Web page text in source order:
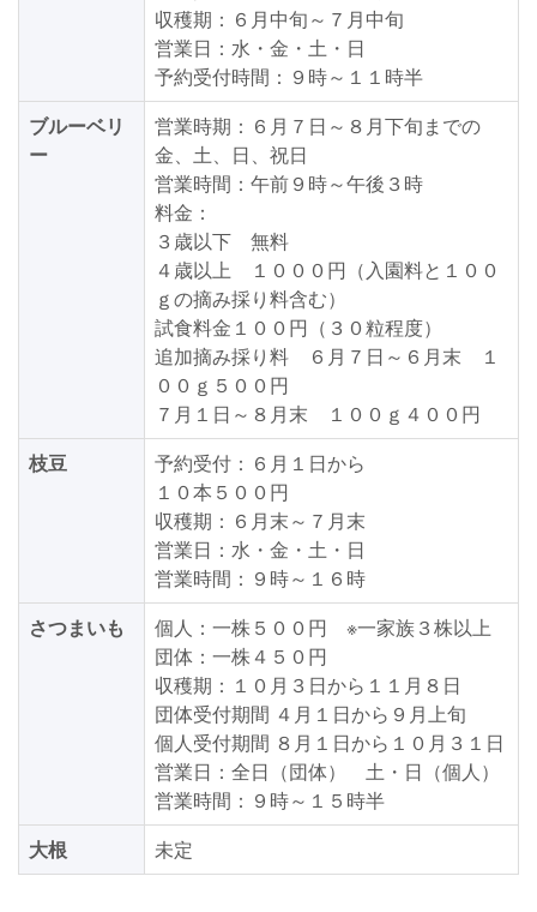
収穫期：６月中旬～７月中旬
営業日：水・金・土・日
予約受付時間：９時～１１時半
ブルーベリ
ー
営業時期：６月７日～８月下旬までの
金、土、日、祝日
営業時間：午前９時～午後３時
料金：
３歳以下 無料
４歳以上 １０００円（入園料と１００
ｇの摘み採り料含む）
試食料金１００円（３０粒程度）
追加摘み採り料 ６月７日～６月末 １
００ｇ５００円
７月１日～８月末 １００ｇ４００円
枝豆
予約受付：６月１日から
１０本５００円
収穫期：６月末～７月末
営業日：水・金・土・日
営業時間：９時～１６時
さつまいも
個人：一株５００円 ※一家族３株以上
団体：一株４５０円
収穫期：１０月３日から１１月８日
団体受付期間 ４月１日から９月上旬
個人受付期間 ８月１日から１０月３１日
営業日：全日（団体） 土・日（個人）
営業時間：９時～１５時半
大根
未定